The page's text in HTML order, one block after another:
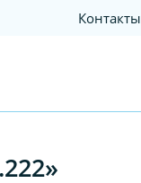
Контакты